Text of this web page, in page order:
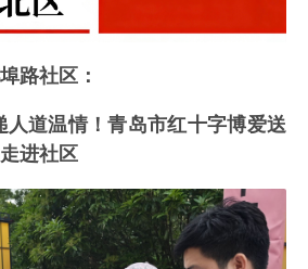
路社区：
人道温情！青岛市红十字博爱送
进社区